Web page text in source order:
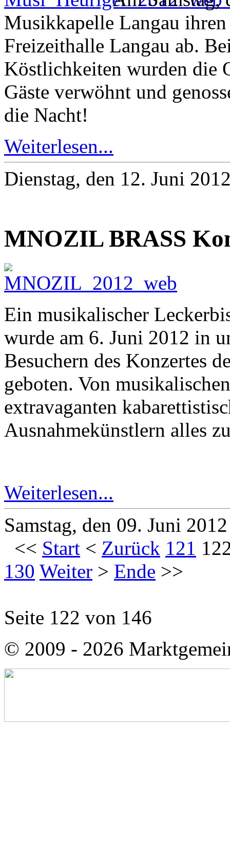
Musikkapelle Langau
Freizeithalle Langau ab.
Köstlichkeiten wurden die
Gäste verwöhnt und
die Nacht!
Weiterlesen...
Dienstag, den 12. Juni
MNOZIL BRASS
Ein musikalischer
wurde am 6. Juni 2012 in
Besuchern des Konzertes
geboten. Von
extravaganten
Ausnahmekünstlern alles
Weiterlesen...
Samstag, den 09. Juni
<< Start < Zurück 121
130 Weiter > Ende >>
Seite 122 von 146
© 2009 - 2026